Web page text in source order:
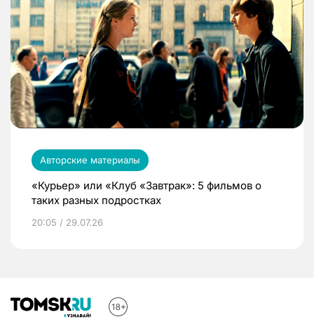
Авторские материалы
«Курьер» или «Клуб «Завтрак»: 5 фильмов о
таких разных подростках
20:05 / 29.07.26